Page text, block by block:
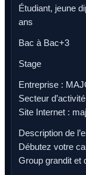
Étudiant, jeune
ans
Bac à Bac+3
Stage
Entreprise :
Secteur
Site Internet :
Description de
Débutez votre
Group grandit et